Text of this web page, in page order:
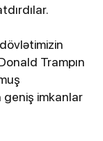
Trampın
geniş imkanlar